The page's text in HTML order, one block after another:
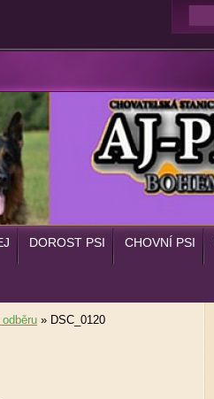
DOROST PSI CHOVNÍ PSI
» DSC_0120